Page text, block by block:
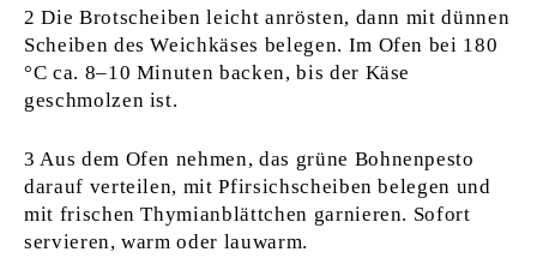
2 Die Brotscheiben leicht anrösten, dann mit dünnen
Scheiben des Weichkäses belegen. Im Ofen bei 180
°C ca. 8–10 Minuten backen, bis der Käse
geschmolzen ist.
3 Aus dem Ofen nehmen, das grüne Bohnenpesto
darauf verteilen, mit Pfirsichscheiben belegen und
mit frischen Thymianblättchen garnieren. Sofort
servieren, warm oder lauwarm.